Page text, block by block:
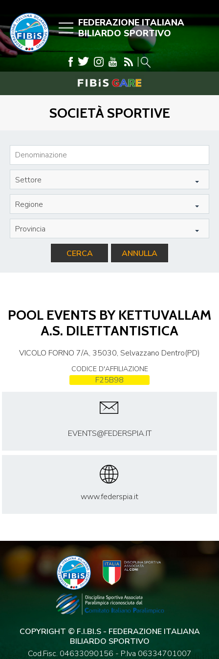
FEDERAZIONE ITALIANA
BILIARDO SPORTIVO
SOCIETÀ SPORTIVE
Settore
Regione
Provincia
CERCA ANNULLA
POOL EVENTS BY KETTUVALLAM
A.S. DILETTANTISTICA
VICOLO FORNO 7/A, 35030, Selvazzano Dentro(PD)
CODICE D'AFFILIAZIONE
F25B98
EVENTS@FEDERSPIA.IT
www.federspia.it
COPYRIGHT © F.I.BI.S - FEDERAZIONE ITALIANA
BILIARDO SPORTIVO
Cod.Fisc. 04633090156 - P.Iva 06334701007